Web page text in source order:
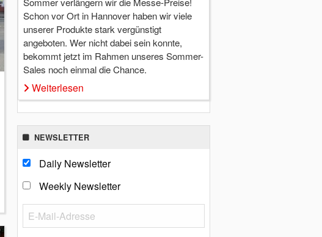
Schon vor Ort in Hannover haben wir viele
unserer Produkte stark vergünstigt
angeboten. Wer nicht dabei sein konnte,
bekommt jetzt im Rahmen unseres Sommer-
Sales noch einmal die Chance.
Weiterlesen
NEWSLETTER
Daily Newsletter
Weekly Newsletter